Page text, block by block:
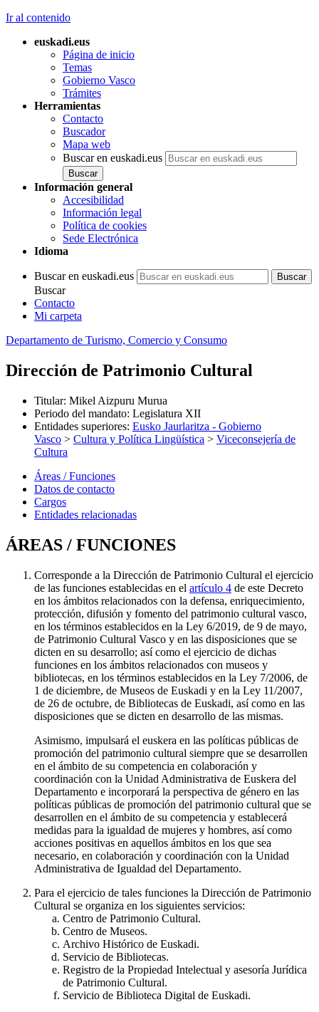
Ir al contenido
euskadi.eus
Página de inicio
Temas
Gobierno Vasco
Trámites
Herramientas
Contacto
Buscador
Mapa web
Buscar en euskadi.eus
Información general
Accesibilidad
Información legal
Política de cookies
Sede Electrónica
Idioma
Buscar en euskadi.eus
Buscar
Contacto
Mi carpeta
Departamento de Turismo, Comercio y Consumo
Dirección de Patrimonio Cultural
Titular: Mikel Aizpuru Murua
Periodo del mandato: Legislatura XII
Entidades superiores: Eusko Jaurlaritza - Gobierno
Vasco > Cultura y Política Lingüística > Viceconsejería de
Cultura
Áreas / Funciones
Datos de contacto
Cargos
Entidades relacionadas
ÁREAS / FUNCIONES
Corresponde a la Dirección de Patrimonio Cultural el ejercicio
de las funciones establecidas en el artículo 4 de este Decreto
en los ámbitos relacionados con la defensa, enriquecimiento,
protección, difusión y fomento del patrimonio cultural vasco,
en los términos establecidos en la Ley 6/2019, de 9 de mayo,
de Patrimonio Cultural Vasco y en las disposiciones que se
dicten en su desarrollo; así como el ejercicio de dichas
funciones en los ámbitos relacionados con museos y
bibliotecas, en los términos establecidos en la Ley 7/2006, de
1 de diciembre, de Museos de Euskadi y en la Ley 11/2007,
de 26 de octubre, de Bibliotecas de Euskadi, así como en las
disposiciones que se dicten en desarrollo de las mismas.
Asimismo, impulsará el euskera en las políticas públicas de
promoción del patrimonio cultural siempre que se desarrollen
en el ámbito de su competencia en colaboración y
coordinación con la Unidad Administrativa de Euskera del
Departamento e incorporará la perspectiva de género en las
políticas públicas de promoción del patrimonio cultural que se
desarrollen en el ámbito de su competencia y establecerá
medidas para la igualdad de mujeres y hombres, así como
acciones positivas en aquellos ámbitos en los que sea
necesario, en colaboración y coordinación con la Unidad
Administrativa de Igualdad del Departamento.
Para el ejercicio de tales funciones la Dirección de Patrimonio
Cultural se organiza en los siguientes servicios:
Centro de Patrimonio Cultural.
Centro de Museos.
Archivo Histórico de Euskadi.
Servicio de Bibliotecas.
Registro de la Propiedad Intelectual y asesoría Jurídica
de Patrimonio Cultural.
Servicio de Biblioteca Digital de Euskadi.